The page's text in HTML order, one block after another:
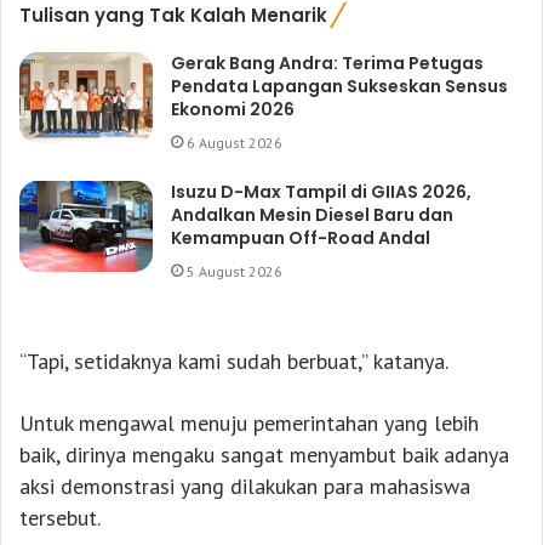
Tulisan yang Tak Kalah Menarik
Gerak Bang Andra: Terima Petugas
Pendata Lapangan Sukseskan Sensus
Ekonomi 2026
6 August 2026
Isuzu D-Max Tampil di GIIAS 2026,
Andalkan Mesin Diesel Baru dan
Kemampuan Off-Road Andal
5 August 2026
“Tapi, setidaknya kami sudah berbuat,” katanya.
Untuk mengawal menuju pemerintahan yang lebih
baik, dirinya mengaku sangat menyambut baik adanya
aksi demonstrasi yang dilakukan para mahasiswa
tersebut.